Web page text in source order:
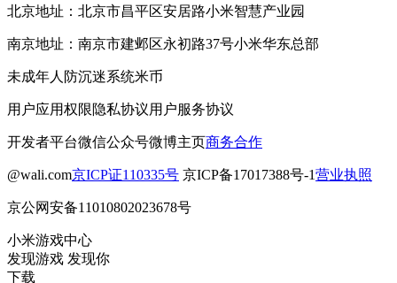
北京地址：北京市昌平区安居路小米智慧产业园
南京地址：南京市建邺区永初路37号小米华东总部
未成年人防沉迷系统米币
用户应用权限隐私协议用户服务协议
开发者平台微信公众号微博主页商务合作
@wali.com京ICP证110335号 京ICP备17017388号-1营业执照
京公网安备11010802023678号
小米游戏中心
发现游戏 发现你
下载